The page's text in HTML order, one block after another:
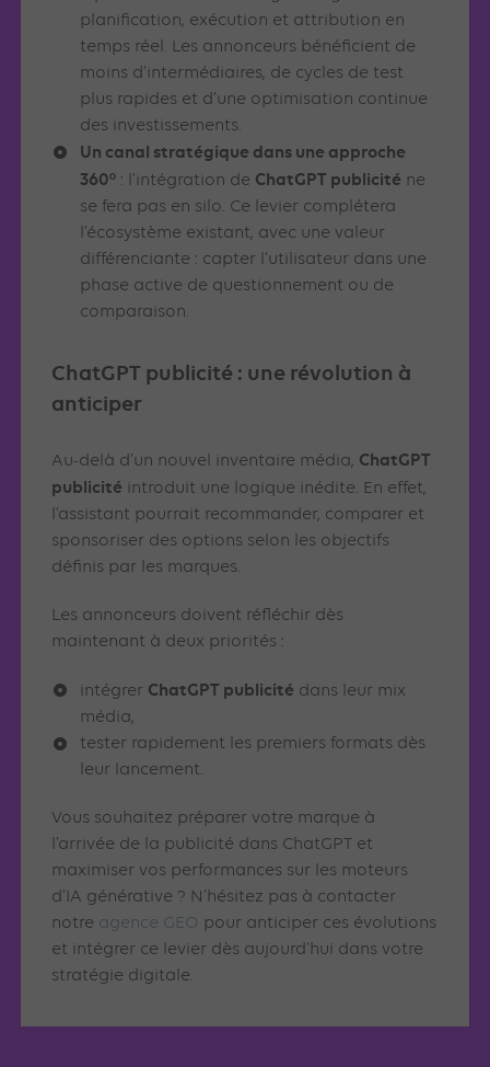
planification, exécution et attribution en
temps réel. Les annonceurs bénéficient de
moins d’intermédiaires, de cycles de test
plus rapides et d’une optimisation continue
des investissements.
Un canal stratégique dans une approche
360° : l’intégration de ChatGPT publicité ne
se fera pas en silo. Ce levier complétera
l’écosystème existant, avec une valeur
différenciante : capter l’utilisateur dans une
phase active de questionnement ou de
comparaison.
ChatGPT publicité : une révolution à
anticiper
Au-delà d’un nouvel inventaire média, ChatGPT
publicité introduit une logique inédite. En effet,
l’assistant pourrait recommander, comparer et
sponsoriser des options selon les objectifs
définis par les marques.
Les annonceurs doivent réfléchir dès
maintenant à deux priorités :
intégrer ChatGPT publicité dans leur mix
média,
tester rapidement les premiers formats dès
leur lancement.
Vous souhaitez préparer votre marque à
l’arrivée de la publicité dans ChatGPT et
maximiser vos performances sur les moteurs
d’IA générative ? N’hésitez pas à contacter
notre agence GEO pour anticiper ces évolutions
et intégrer ce levier dès aujourd’hui dans votre
stratégie digitale.